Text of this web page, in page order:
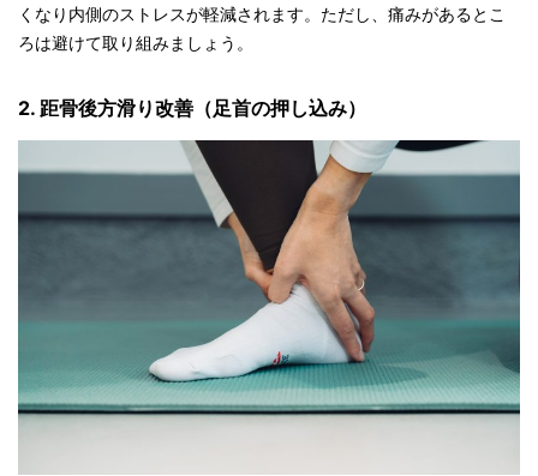
くなり内側のストレスが軽減されます。ただし、痛みがあるとこ
ろは避けて取り組みましょう。
2. 距骨後方滑り改善（足首の押し込み）